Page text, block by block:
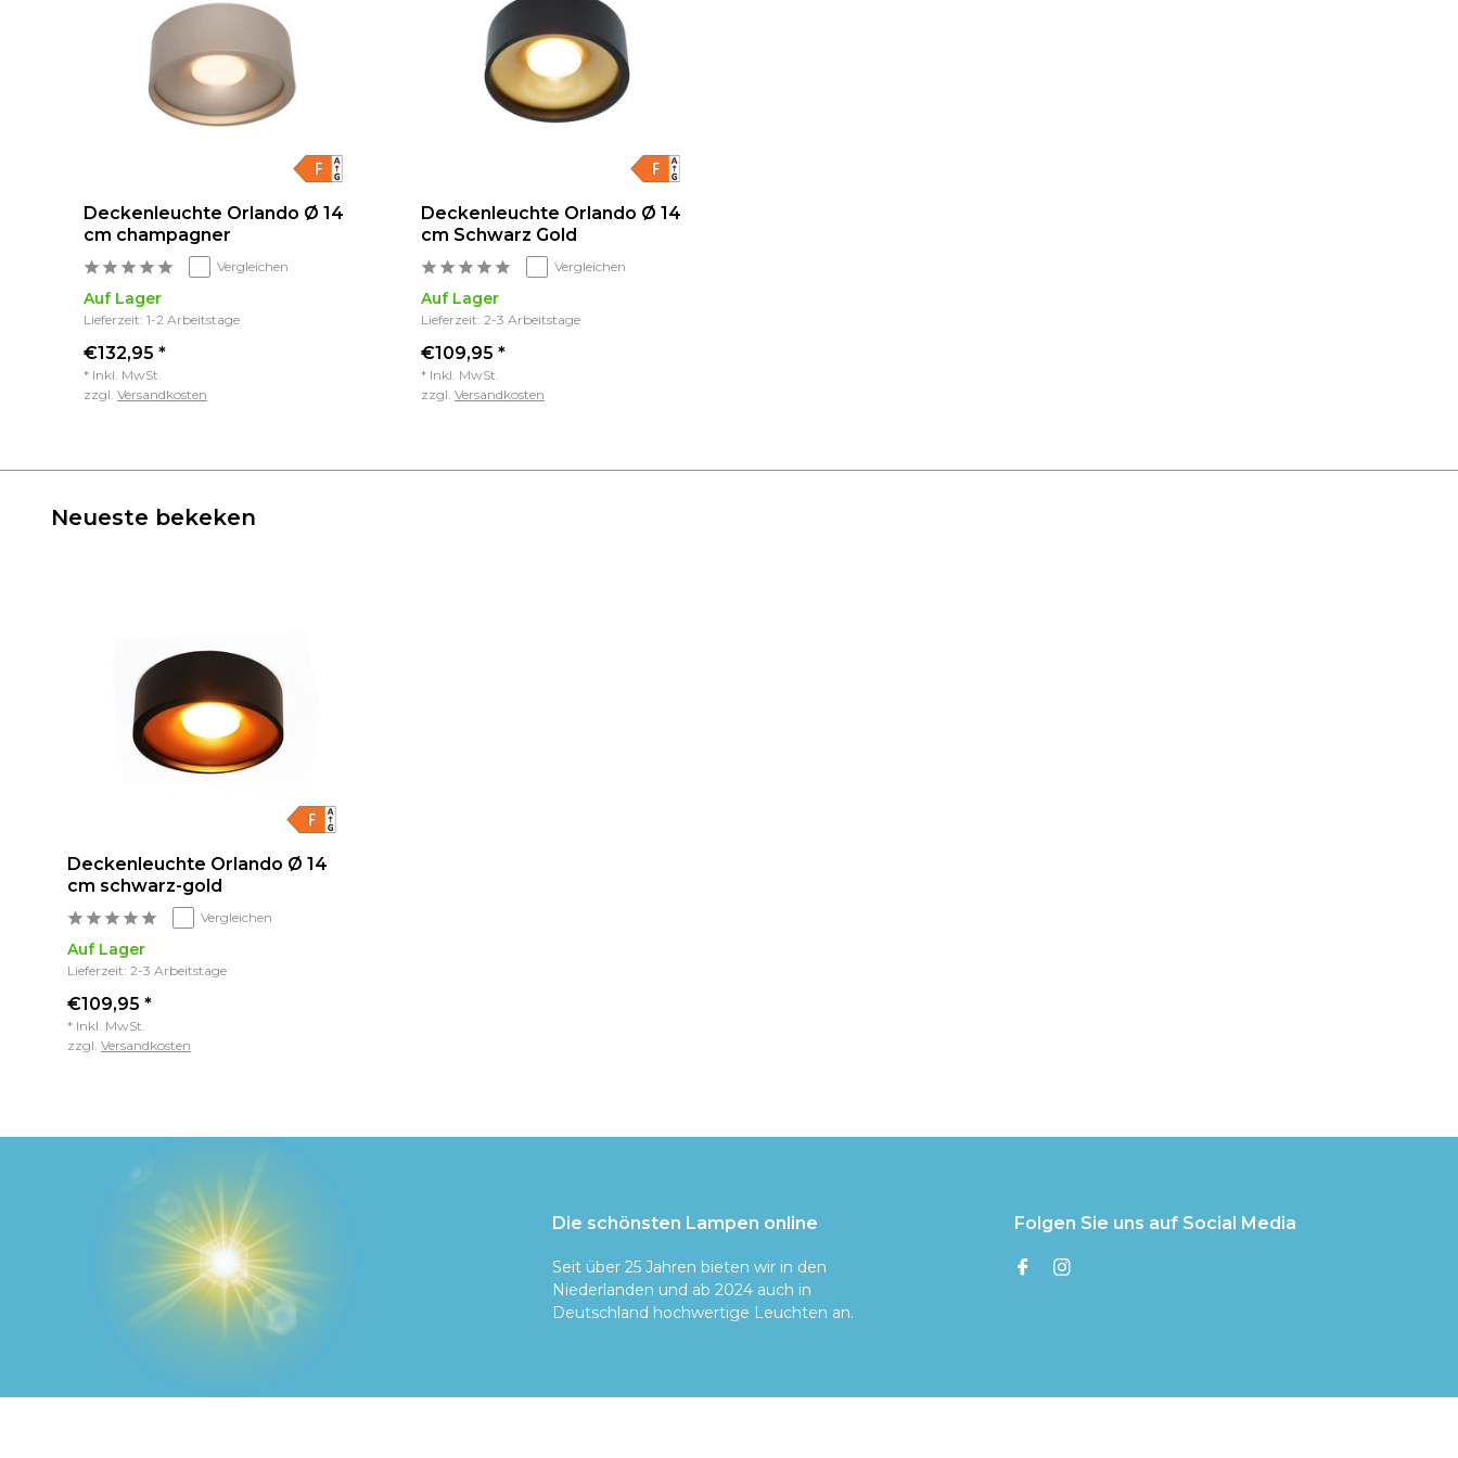
Deckenleuchte Orlando Ø 14
cm champagner
Vergleichen
Auf Lager
Lieferzeit: 1-2 Arbeitstage
€132,95 *
* Inkl. MwSt.
zzgl. Versandkosten
Deckenleuchte Orlando Ø 14
cm Schwarz Gold
Vergleichen
Auf Lager
Lieferzeit: 2-3 Arbeitstage
€109,95 *
* Inkl. MwSt.
zzgl. Versandkosten
Neueste bekeken
Deckenleuchte Orlando Ø 14
cm schwarz-gold
Vergleichen
Auf Lager
Lieferzeit: 2-3 Arbeitstage
€109,95 *
* Inkl. MwSt.
zzgl. Versandkosten
Die schönsten Lampen online
Seit über 25 Jahren bieten wir in den
Niederlanden und ab 2024 auch in
Deutschland hochwertige Leuchten an.
Folgen Sie uns auf Social Media